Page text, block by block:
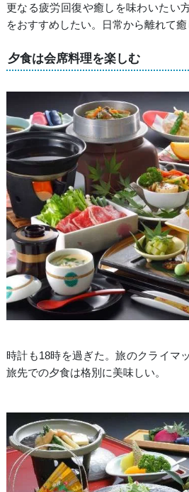
更なる疲労回復や癒しを味わいたい
をおすすめしたい。日常から離れて癒
夕食は会席料理を楽しむ
時計も18時を過ぎた。旅のクライマ
旅先での夕食は格別に美味しい。